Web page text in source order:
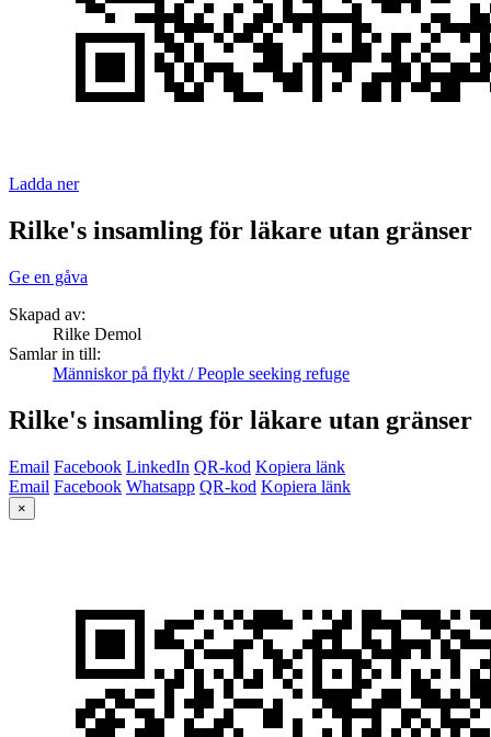
Ladda ner
Rilke's insamling för läkare utan gränser
Ge en gåva
Skapad av:
Rilke Demol
Samlar in till:
Människor på flykt / People seeking refuge
Rilke's insamling för läkare utan gränser
Email Facebook LinkedIn QR-kod Kopiera länk
Email Facebook Whatsapp QR-kod Kopiera länk
×